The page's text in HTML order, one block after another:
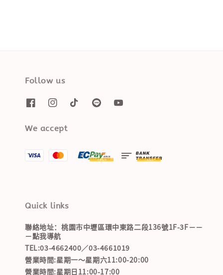
Follow us
We accept
Quick links
聯絡地址：桃園市中壢區環中東路二段136號1F-3F－－
－點我導航
TEL:03-4662400／03-4661019
營業時間:星期一～星期六11:00-20:00
營業時間:星期日11:00-17:00